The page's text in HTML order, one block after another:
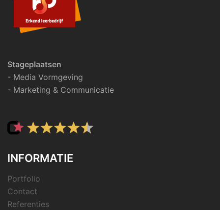
Stageplaatsen
- Media Vormgeving
- Marketing & Communicatie
INFORMATIE
Portfolio
Contact
Referenties